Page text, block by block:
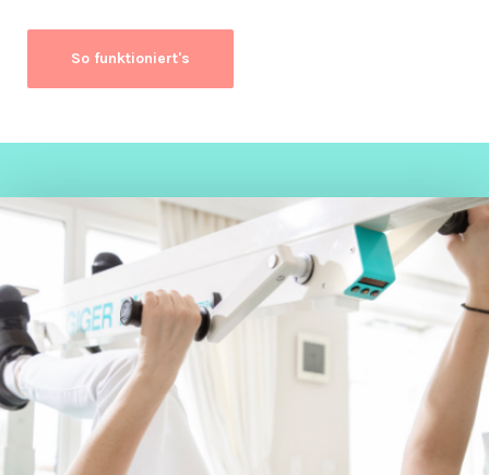
So funktioniert's